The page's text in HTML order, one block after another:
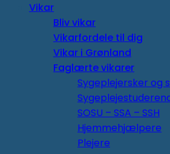
Vikar
Bliv vikar
Vikarfordele til dig
Vikar i Grønland
Faglærte vikarer
Sygeplejersker og
SOSU – SSA – SSH
Hjemmehjælpere
Plejere